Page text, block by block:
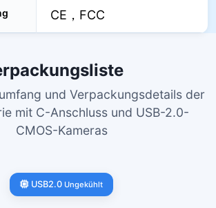
CE，FCC
und Verpackungsdetails der
mit C-Anschluss und USB-2.0-
CMOS-Kameras
USB2.0 Ungekühlt